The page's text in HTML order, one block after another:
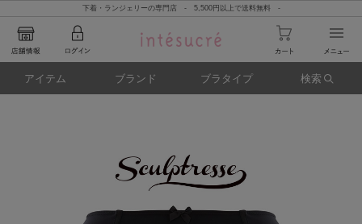
下着・ランジェリーの専門店 - 5,500円以上で送料無料 -
アイテム ブランド ブラタイプ 検索